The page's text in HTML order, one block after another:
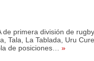
de primera división de
Tala, La Tablada, Uru
de posiciones…
»